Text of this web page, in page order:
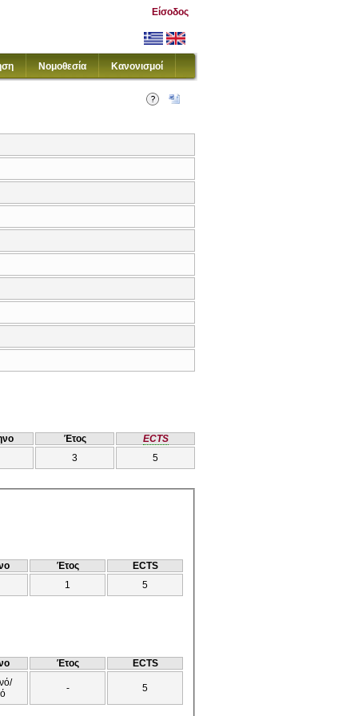
Είσοδος
Νομοθεσία Κανονισμοί
Έτος
ECTS
3 5
Έτος
ECTS
1 5
Έτος ECTS
- 5